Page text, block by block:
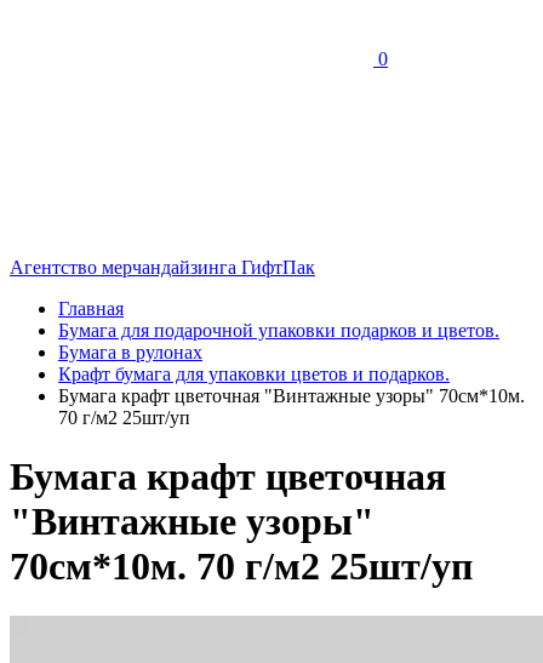
0
Агентство мерчандайзинга ГифтПак
Главная
Бумага для подарочной упаковки подарков и цветов.
Бумага в рулонах
Крафт бумага для упаковки цветов и подарков.
Бумага крафт цветочная "Винтажные узоры" 70см*10м.
70 г/м2 25шт/уп
Бумага крафт цветочная
"Винтажные узоры"
70см*10м. 70 г/м2 25шт/уп